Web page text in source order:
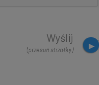
Wyślij
(przesuń strzałkę)